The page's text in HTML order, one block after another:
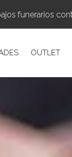
funerarios
OUTLET